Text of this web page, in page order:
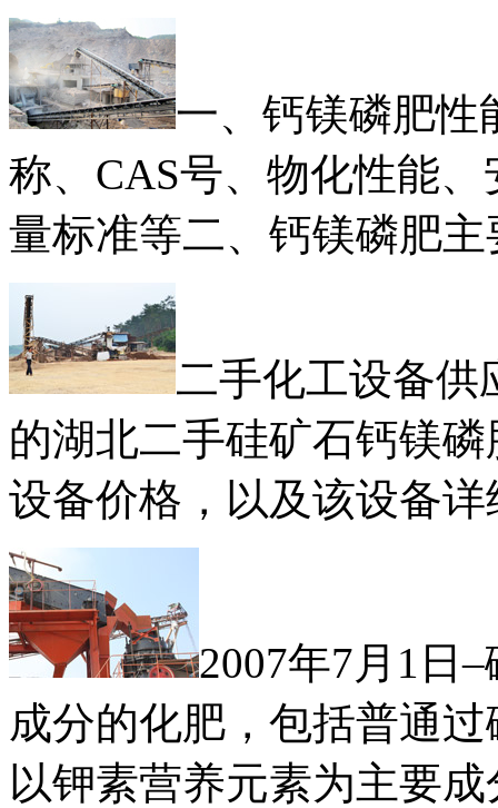
一、钙镁磷肥性
称、CAS号、物化性能
量标准等二、钙镁磷肥
二手化工设备供
的湖北二手硅矿石钙镁
设备价格，以及该设备
2007年7月1日
成分的化肥，包括普通
以钾素营养元素为主要